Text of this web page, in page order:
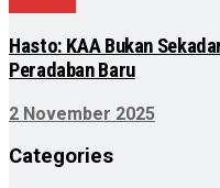
Hasto: KAA Bukan
Peradaban Baru
2 November 2025
Categories